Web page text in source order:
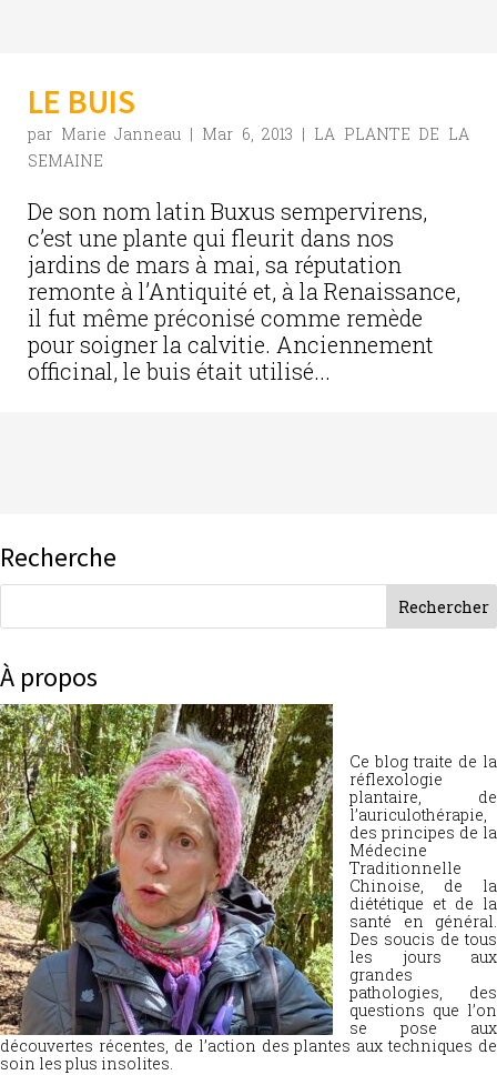
LE BUIS
par Marie Janneau | Mar 6, 2013 | LA PLANTE DE LA
SEMAINE
De son nom latin Buxus sempervirens,
c’est une plante qui fleurit dans nos
jardins de mars à mai, sa réputation
remonte à l’Antiquité et, à la Renaissance,
il fut même préconisé comme remède
pour soigner la calvitie. Anciennement
officinal, le buis était utilisé...
Recherche
À propos
Ce blog traite de la
réflexologie
plantaire, de
l’auriculothérapie,
des principes de la
Médecine
Traditionnelle
Chinoise, de la
diététique et de la
santé en général.
Des soucis de tous
les jours aux
grandes
pathologies, des
questions que l’on
se pose aux
découvertes récentes, de l’action des plantes aux techniques de
soin les plus insolites.